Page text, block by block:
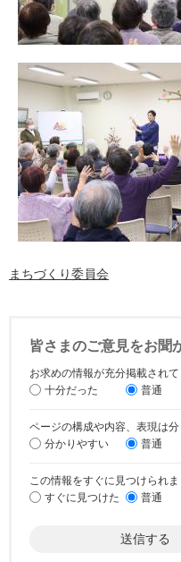
まちづくり委員会
皆さまのご意見をお聞
お求めの情報が充分掲載され
十分だった
普通
ページの構成や内容、表現は
分かりやすい
普通
この情報をすぐに見つけられま
すぐに見つけた
普通